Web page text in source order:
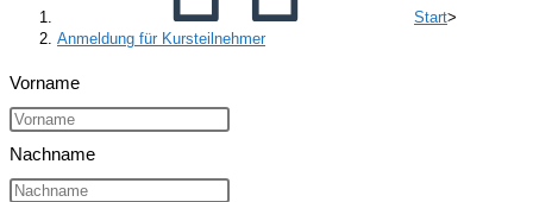
Start>
Anmeldung für Kursteilnehmer
Vorname
Nachname